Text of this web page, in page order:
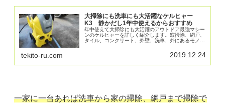
大掃除にも洗車にも大活躍なケルヒャー
K3 静かだし1年中使えるからおすすめ
年中使えて大掃除にも大活躍のアウトドア最強マシー
ンのケルヒャーを詳しく紹介します。窓掃除、網戸、
タイル、コンクリート、外壁、洗車、外にあるモノ全
とないとでは掃除の楽さと楽しさが圧倒的に変わりま
tekito-ru.com 2019.12.24
一家に一台あれば洗車から家の掃除、網戸まで掃除で